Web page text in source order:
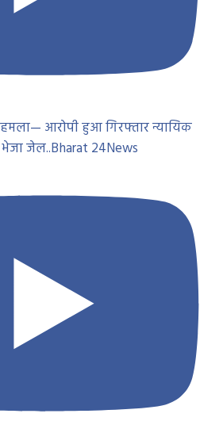
आरोपी हुआ गिरफ्तार न्यायिक
भेजा जेल..Bharat 24News